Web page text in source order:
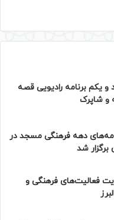
برنامه رادیویی قصه
و شاپرک
دهه فرهنگی مسجد در
شد
فعالیت‌های فرهنگی و